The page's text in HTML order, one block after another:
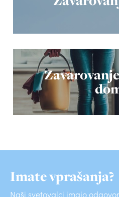
Imate vprašanja?
Naši svetovalci imajo